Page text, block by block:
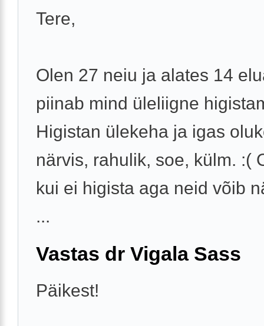
Tere,
Olen 27 neiu ja alates 14
piinab mind üleliigne
Higistan ülekeha ja igas
närvis, rahulik, soe, külm. :(
kui ei higista aga neid võib
...
Vastas dr Vigala Sass
Päikest!